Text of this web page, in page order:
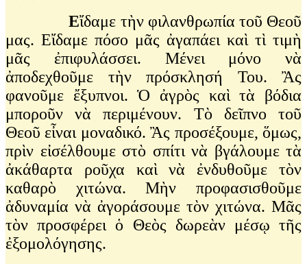
Εἴδαμε τὴν φιλανθρωπία τοῦ Θεοῦ
μας. Εἴδαμε πόσο μᾶς ἀγαπάει καὶ τὶ τιμὴ
μᾶς ἐπιφυλάσσει. Μένει μόνο νὰ
ἀποδεχθοῦμε τὴν πρόσκλησή Του. Ἂς
φανοῦμε ἔξυπνοι. Ὁ ἀγρὸς καὶ τὰ βόδια
μποροῦν νὰ περιμένουν. Τὸ δεῖπνο τοῦ
Θεοῦ εἶναι μοναδικό. Ἂς προσέξουμε, ὅμως,
πρὶν εἰσέλθουμε στὸ σπίτι νὰ βγάλουμε τὰ
ἀκάθαρτα ροῦχα καὶ νὰ ἐνδυθοῦμε τὸν
καθαρὸ χιτώνα. Μὴν προφασισθοῦμε
ἀδυναμία νὰ ἀγοράσουμε τὸν χιτώνα. Μᾶς
τὸν προσφέρει ὁ Θεὸς δωρεὰν μέσῳ τῆς
ἐξομολόγησης.